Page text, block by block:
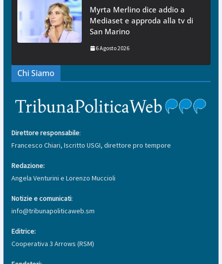
Myrta Merlino dice addio a
Mediaset e approda alla tv di
San Marino
6 Agosto 2026
Chi Siamo
Direttore responsabile:
Francesco Chiari, Iscritto USGI, direttore pro tempore
Redazione:
Angela Venturini e Lorenzo Muccioli
Notizie e comunicati:
info@tribunapoliticaweb.sm
Editrice:
Cooperativa 3 Arrows (RSM)